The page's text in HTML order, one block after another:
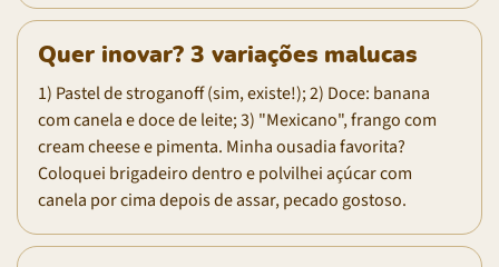
Quer inovar? 3 variações malucas
1) Pastel de stroganoff (sim, existe!); 2) Doce: banana
com canela e doce de leite; 3) "Mexicano", frango com
cream cheese e pimenta. Minha ousadia favorita?
Coloquei brigadeiro dentro e polvilhei açúcar com
canela por cima depois de assar, pecado gostoso.